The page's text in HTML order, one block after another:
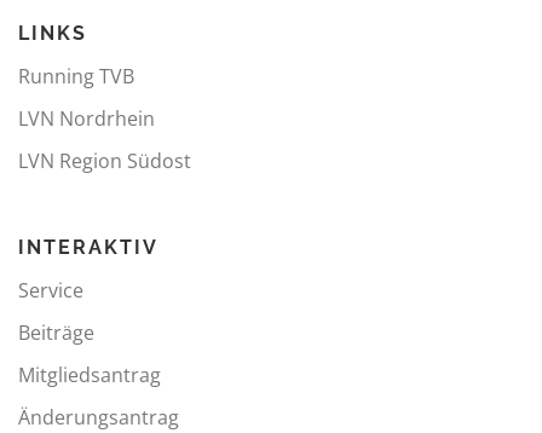
LINKS
Running TVB
LVN Nordrhein
LVN Region Südost
INTERAKTIV
Service
Beiträge
Mitgliedsantrag
Änderungsantrag